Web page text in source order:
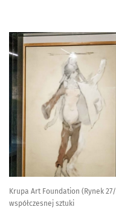
Krupa Art Foundation (Rynek
współczesnej sztuki